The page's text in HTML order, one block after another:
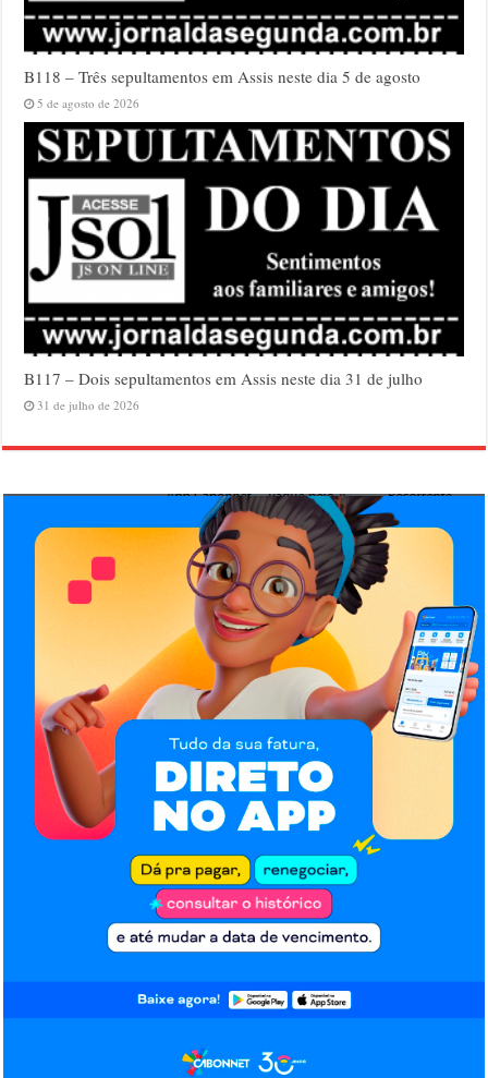
B118 – Três sepultamentos em Assis neste dia 5 de agosto
5 de agosto de 2026
B117 – Dois sepultamentos em Assis neste dia 31 de julho
31 de julho de 2026